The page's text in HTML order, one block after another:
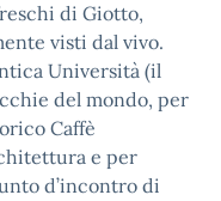
di Giotto,
visti dal vivo.
Università (il
del mondo, per
Caffè
e per
d’incontro di